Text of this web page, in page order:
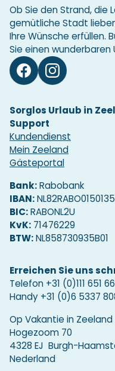
Ob Sie den Strand, die
gemütliche Stadt
Ihre Wünsche erfüllen.
Sie einen wunderbaren
Sorglos Urlaub in
Support
Kundendienst
Mein Zeeland
Gästeportal
Bank:Rabobank
IBAN:
BIC:RABONL2U
KvK: 71476229
BTW:NL858730935B01
Erreichen Sie uns
Telefon +31 (0)111 651
Handy +31 (0)6 5337
Op Vakantie in Zeeland
Hogezoom 70
4328 EJ Burgh-
Nederland